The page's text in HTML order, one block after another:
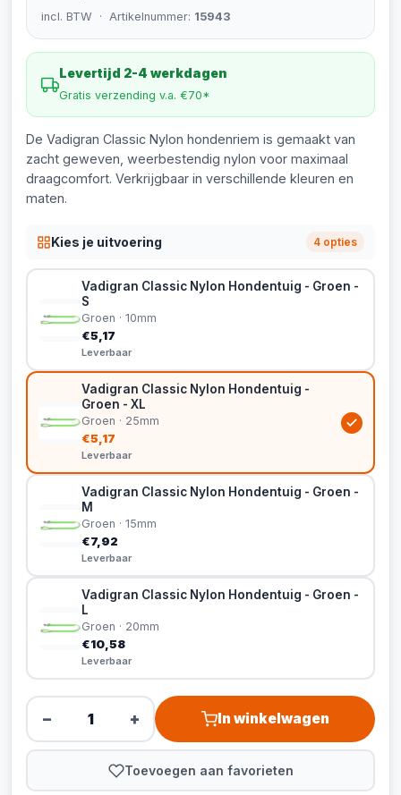
incl. BTW · Artikelnummer: 15943
Levertijd 2-4 werkdagen
Gratis verzending v.a. €70*
De Vadigran Classic Nylon hondenriem is gemaakt van
zacht geweven, weerbestendig nylon voor maximaal
draagcomfort. Verkrijgbaar in verschillende kleuren en
maten.
Kies je uitvoering 4 opties
Vadigran Classic Nylon Hondentuig - Groen -
S
Groen · 10mm
€5,17
Leverbaar
Vadigran Classic Nylon Hondentuig -
Groen - XL
Groen · 25mm
€5,17
Leverbaar
Vadigran Classic Nylon Hondentuig - Groen -
M
Groen · 15mm
€7,92
Leverbaar
Vadigran Classic Nylon Hondentuig - Groen -
L
Groen · 20mm
€10,58
Leverbaar
− + In winkelwagen
Toevoegen aan favorieten